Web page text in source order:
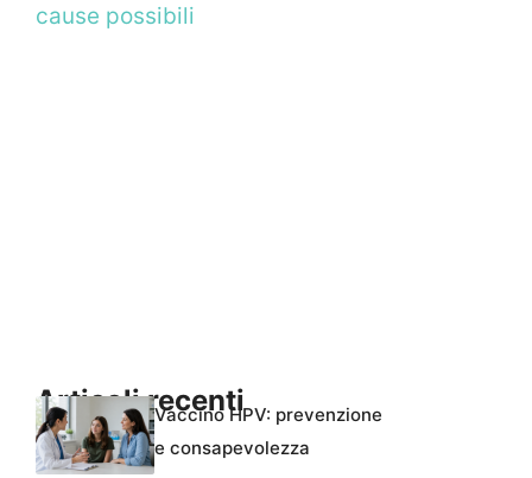
cause possibili
Articoli recentiVaccino HPV: prevenzione
e consapevolezza